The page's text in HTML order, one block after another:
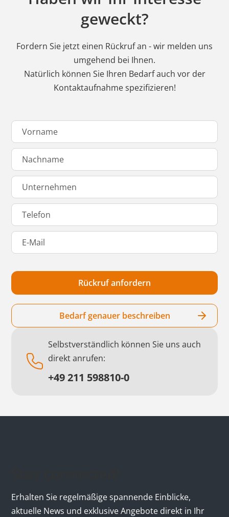
geweckt?
Fordern Sie jetzt einen Rückruf an - wir melden uns
umgehend bei Ihnen.
Natürlich können Sie Ihren Bedarf auch vor der
Kontaktaufnahme spezifizieren!
Bedarf genauer beschreiben
Selbstverständlich können Sie uns auch
direkt anrufen:
+49 211 598810-0
Erhalten Sie regelmäßige spannende Einblicke,
aktuelle News und exklusive Angebote direkt in Ihr